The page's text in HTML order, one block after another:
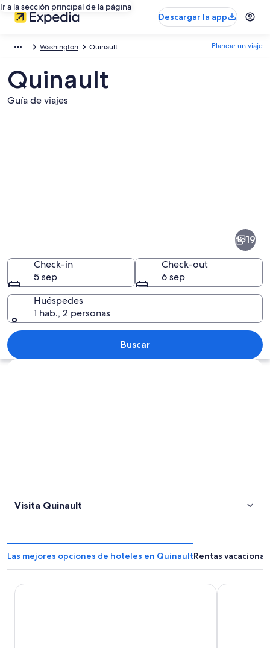
Ir a la sección principal de la página
Descargar la app
Washington Quinault Planear un viaje
Quinault
Guía de viajes
Un bosque denso con árboles altos,
19
Check-in
5 sep
Check-out
6 sep
Huéspedes
1 hab., 2 personas
Buscar
Explorar mapa
Visita Quinault
Las mejores opciones de hoteles en QuinaultRentas
Rain Forest Resort Village Lake